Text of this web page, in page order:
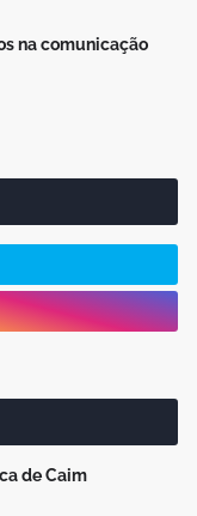
na comunicação
de Caim